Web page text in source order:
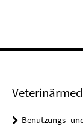
Benutzungs-